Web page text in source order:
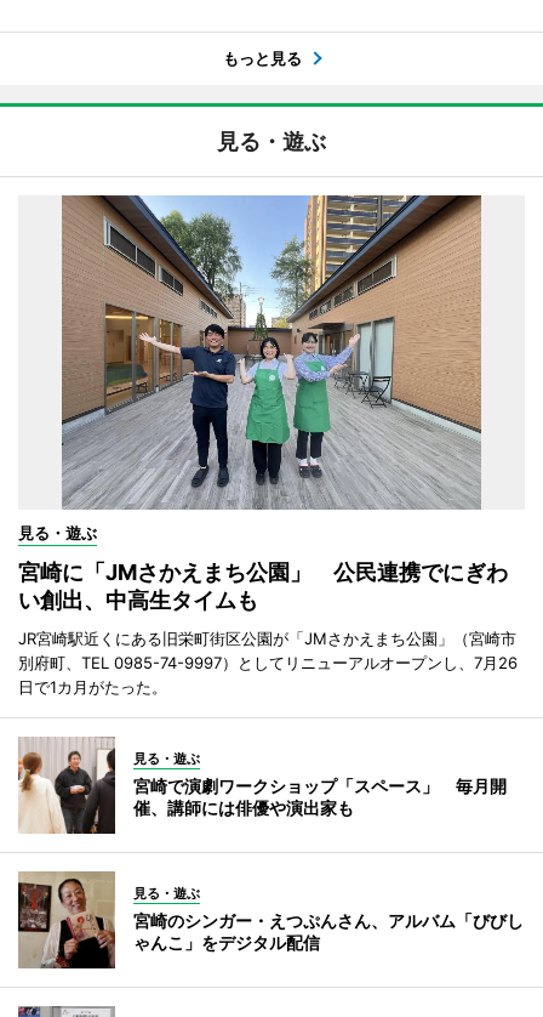
もっと見る
見る・遊ぶ
見る・遊ぶ
宮崎に「JMさかえまち公園」 公民連携でにぎわ
い創出、中高生タイムも
JR宮崎駅近くにある旧栄町街区公園が「JMさかえまち公園」（宮崎市
別府町、TEL 0985-74-9997）としてリニューアルオープンし、7月26
日で1カ月がたった。
見る・遊ぶ
宮崎で演劇ワークショップ「スペース」 毎月開
催、講師には俳優や演出家も
見る・遊ぶ
宮崎のシンガー・えつぷんさん、アルバム「びびし
ゃんこ」をデジタル配信